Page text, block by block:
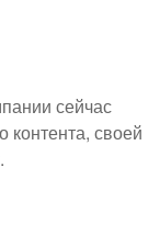
сейчас
контента, своей